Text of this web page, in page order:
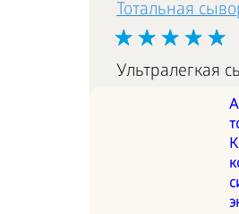
Тотальная
Ультралегкая
защищает
продлевая их
режим работы,
ощущение